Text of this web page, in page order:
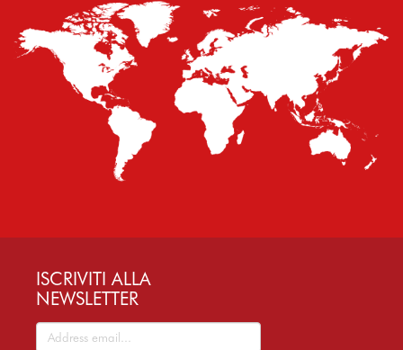
ISCRIVITI ALLA
NEWSLETTER